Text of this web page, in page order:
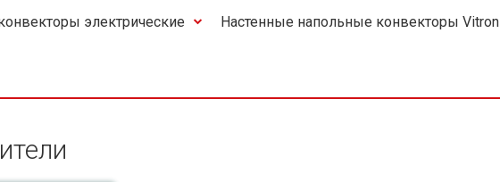
электрические Настенные напольные конвекторы Vitron